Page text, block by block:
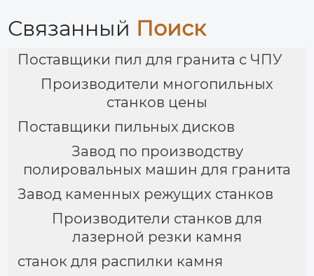
Связанный Поиск
Поставщики пил для гранита с ЧПУ
Производители многопильных
станков цены
Поставщики пильных дисков
Завод по производству
полировальных машин для гранита
Завод каменных режущих станков
Производители станков для
лазерной резки камня
станок для распилки камня